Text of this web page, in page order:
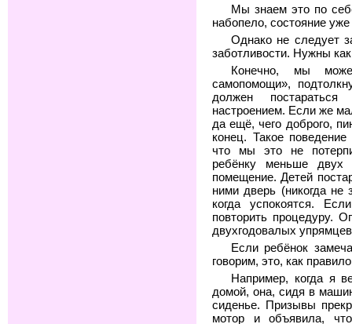
Мы знаем это по
набопело, состояние
Однако не следует
заботливости. Нужны
Конечно, мы
самопомощи»,
должен
настроением. Если же
да ещё, чего доброго,
конец. Такое поведение
что мы это не
ребёнку меньше двух
помещение. Детей
ними дверь (никогда не
когда успокоятся.
повторить процедуру.
двухгодовалых
Если ребёнок
говорим, это, как
Например, когда я
домой, она, сидя в
сиденье. Призывы
мотор и объявила,